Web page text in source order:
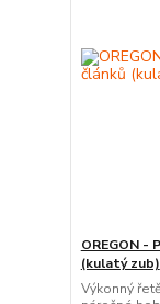
OREGON -
(kulatý zub)
Výkonný